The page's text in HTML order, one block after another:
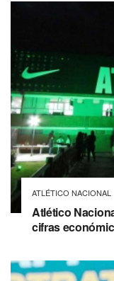
ATLÉTICO NACIONAL
Atlético
cifras